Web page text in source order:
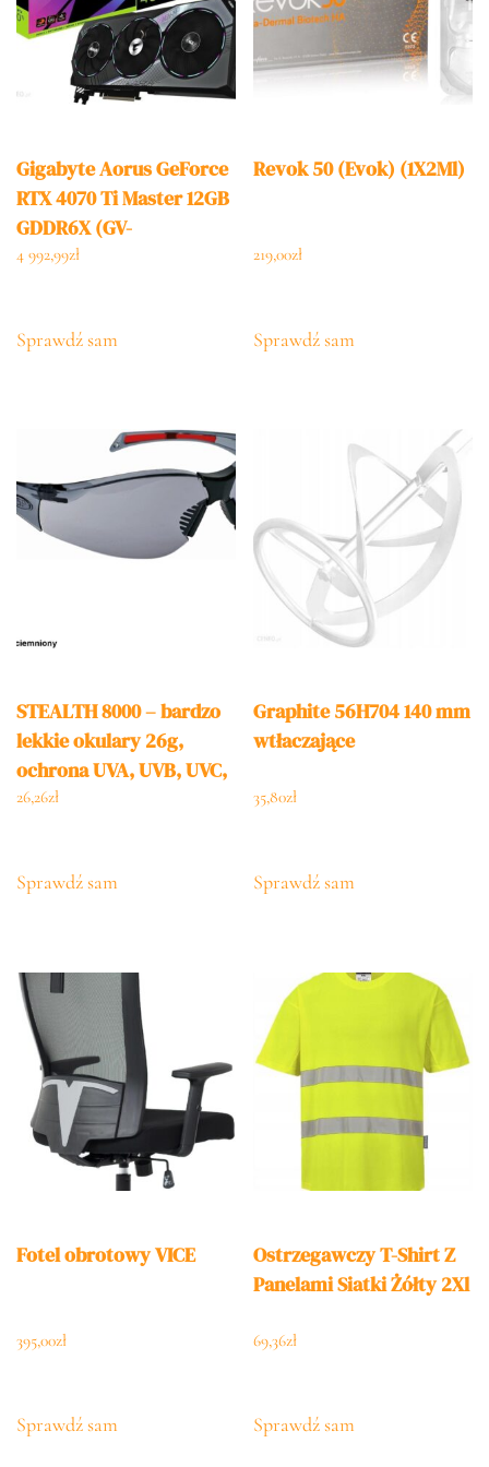
Gigabyte Aorus GeForce
RTX 4070 Ti Master 12GB
GDDR6X (GV-
N407TAORUSM-12GD)
4 992,99zł
Sprawdź sam
Revok 50 (Evok) (1X2Ml)
219,00zł
Sprawdź sam
STEALTH 8000 – bardzo
lekkie okulary 26g,
ochrona UVA, UVB, UVC,
poliwęglanowe szybki –
26,26zł
Sprawdź sam
Graphite 56H704 140 mm
wtłaczające
35,80zł
Sprawdź sam
Fotel obrotowy VICE
395,00zł
Sprawdź sam
Ostrzegawczy T-Shirt Z
Panelami Siatki Żółty 2Xl
69,36zł
Sprawdź sam